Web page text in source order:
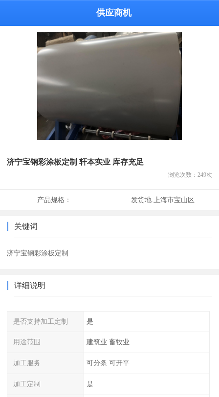
供应商机
济宁宝钢彩涂板定制 轩本实业 库存充足
浏览次数： 249次
产品规格： 发货地:上海市宝山区
关键词
济宁宝钢彩涂板定制
详细说明
是否支持加工定制 是
用途范围 建筑业 畜牧业
加工服务 可分条 可开平
加工定制 是